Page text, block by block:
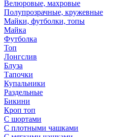
Велюровые, махровые
Полупрозрачные, кружевные
Майки, футболки, топы
Майка
Футболка
Топ
Лонгслив
Блуза
Тапочки
Купальники
Раздельные
Бикини
Кроп топ
С шортами
С плотными чашками